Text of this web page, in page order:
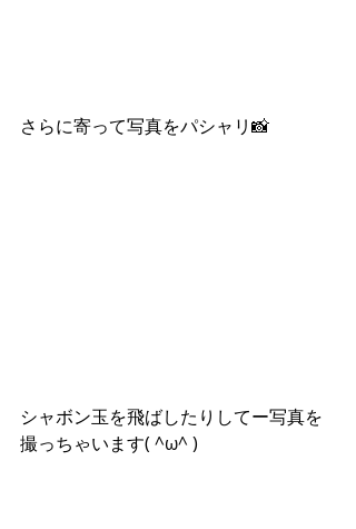
さらに寄って写真をパシャリ📸
シャボン玉を飛ばしたりしてー写真を
撮っちゃいます( ^ω^ )